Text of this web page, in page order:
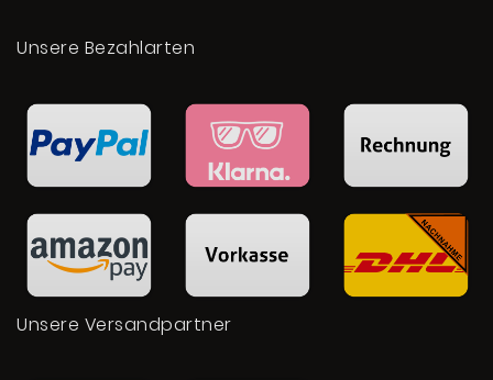
Unsere Bezahlarten
Unsere Versandpartner